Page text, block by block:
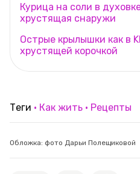
Курица на соли в
хрустящая снаружи
Острые крылышки как в
хрустящей корочкой
Теги Как жить Рецепты
Обложка: фото Дарьи Полещиковой